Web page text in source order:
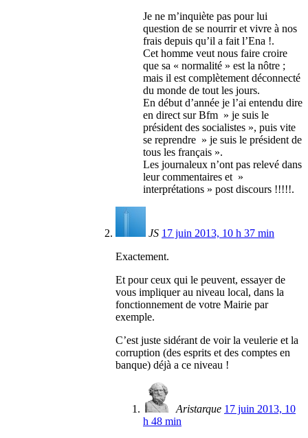
Je ne m’inquiète pas pour lui
question de se nourrir et vivre à nos
frais depuis qu’il a fait l’Ena !.
Cet homme veut nous faire croire
que sa « normalité » est la nôtre ;
mais il est complètement déconnecté
du monde de tout les jours.
En début d’année je l’ai entendu dire
en direct sur Bfm » je suis le
président des socialistes », puis vite
se reprendre » je suis le président de
tous les français ».
Les journaleux n’ont pas relevé dans
leur commentaires et »
interprétations » post discours !!!!!.
JS 17 juin 2013, 10 h 37 min
Exactement.
Et pour ceux qui le peuvent, essayer de
vous impliquer au niveau local, dans la
fonctionnement de votre Mairie par
exemple.
C’est juste sidérant de voir la veulerie et la
corruption (des esprits et des comptes en
banque) déjà a ce niveau !
Aristarque 17 juin 2013, 10
h 48 min